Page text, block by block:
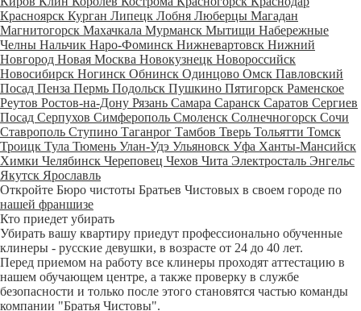
Красноярск Курган Липецк Лобня Люберцы Магадан
Магнитогорск Махачкала Мурманск Мытищи Набережные
Челны Нальчик Наро-Фоминск Нижневартовск Нижний
Новгород Новая Москва Новокузнецк Новороссийск
Новосибирск Ногинск Обнинск Одинцово Омск Павловский
Посад Пенза Пермь Подольск Пушкино Пятигорск Раменское
Реутов Ростов-на-Дону Рязань Самара Саранск Саратов Сергиев
Посад Серпухов Симферополь Смоленск Солнечногорск Сочи
Ставрополь Ступино Таганрог Тамбов Тверь Тольятти Томск
Троицк Тула Тюмень Улан-Удэ Ульяновск Уфа Ханты-Мансийск
Химки Челябинск Череповец Чехов Чита Электросталь Энгельс
Якутск Ярославль
Откройте Бюро чистоты Братьев Чистовых в своем городе по
нашей франшизе
Кто приедет убирать
Убирать вашу квартиру приедут профессионально обученные
клинеры - русские девушки, в возрасте от 24 до 40 лет.
Перед приемом на работу все клинеры проходят аттестацию в
нашем обучающем центре, а также проверку в службе
безопасности и только после этого становятся частью команды
компании "Братья Чистовы".